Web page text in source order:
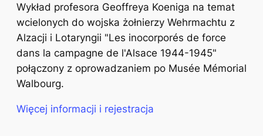
Wykład profesora Geoffreya Koeniga na temat
wcielonych do wojska żołnierzy Wehrmachtu z
Alzacji i Lotaryngii "Les inocorporés de force
dans la campagne de l'Alsace 1944-1945"
połączony z oprowadzaniem po Musée Mémorial
Walbourg.
Więcej informacji i rejestracja